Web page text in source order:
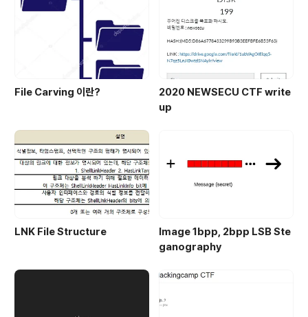
File Carving 이란?
2020 NEWSECU CTF write
up
LNK File Structure
Image 1bpp, 2bpp LSB Ste
ganography